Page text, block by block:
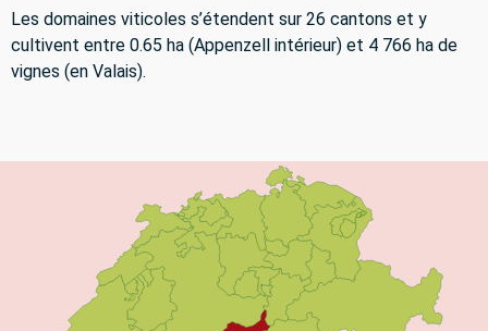
Les domaines viticoles s’étendent sur 26 cantons et y
cultivent entre 0.65 ha (Appenzell intérieur) et 4 766 ha de
vignes (en Valais).